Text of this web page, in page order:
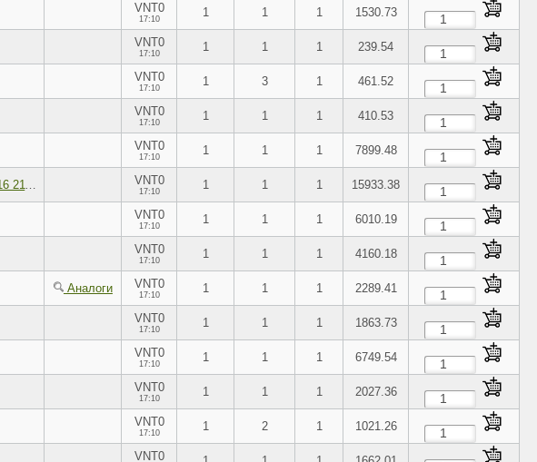
VNT0
17:10 1 1 1 1530.73
VNT0
17:10 1 1 1 239.54
VNT0
17:10 1 3 1 461.52
VNT0
17:10 1 1 1 410.53
VNT0
17:10 1 1 1 7899.48
Натяжитель ремня вент. Volvo D12-D16 21145261 20491753 VNT0
17:10 1 1 1 15933.38
VNT0
17:10 1 1 1 6010.19
VNT0
17:10 1 1 1 4160.18
Аналоги VNT0
17:10 1 1 1 2289.41
VNT0
17:10 1 1 1 1863.73
VNT0
17:10 1 1 1 6749.54
VNT0
17:10 1 1 1 2027.36
VNT0
17:10 1 2 1 1021.26
VNT0